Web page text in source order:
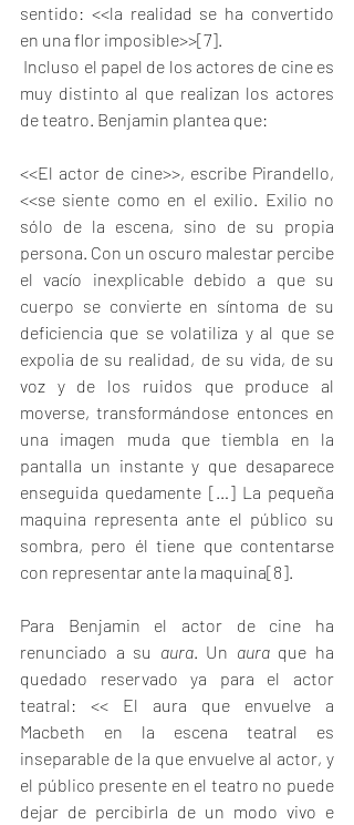
sentido: <<la realidad se ha convertido
en una flor imposible>>[7]
muy distinto al que realizan los actores
de teatro. Benjamin plantea que:
<<El actor de cine>>, escribe Pirandello,
<<se siente como en el exilio. Exilio no
sólo de la escena, sino de su propia
persona. Con un oscuro malestar percibe
el vacío inexplicable debido a que su
cuerpo se convierte en síntoma de su
deficiencia que se volatiliza y al que se
expolia de su realidad, de su vida, de su
voz y de los ruidos que produce al
moverse, transformándose entonces en
una imagen muda que tiembla en la
pantalla un instante y que desaparece
enseguida quedamente […] La pequeña
maquina representa ante el público su
sombra, pero él tiene que contentarse
con representar ante la maquina[8]
Para Benjamin el actor de cine ha
renunciado a su aura. Un aura que ha
quedado reservado ya para el actor
teatral: << El aura que envuelve a
Macbeth en la escena teatral es
inseparable de la que envuelve al actor, y
el público presente en el teatro no puede
dejar de percibirla de un modo vivo e